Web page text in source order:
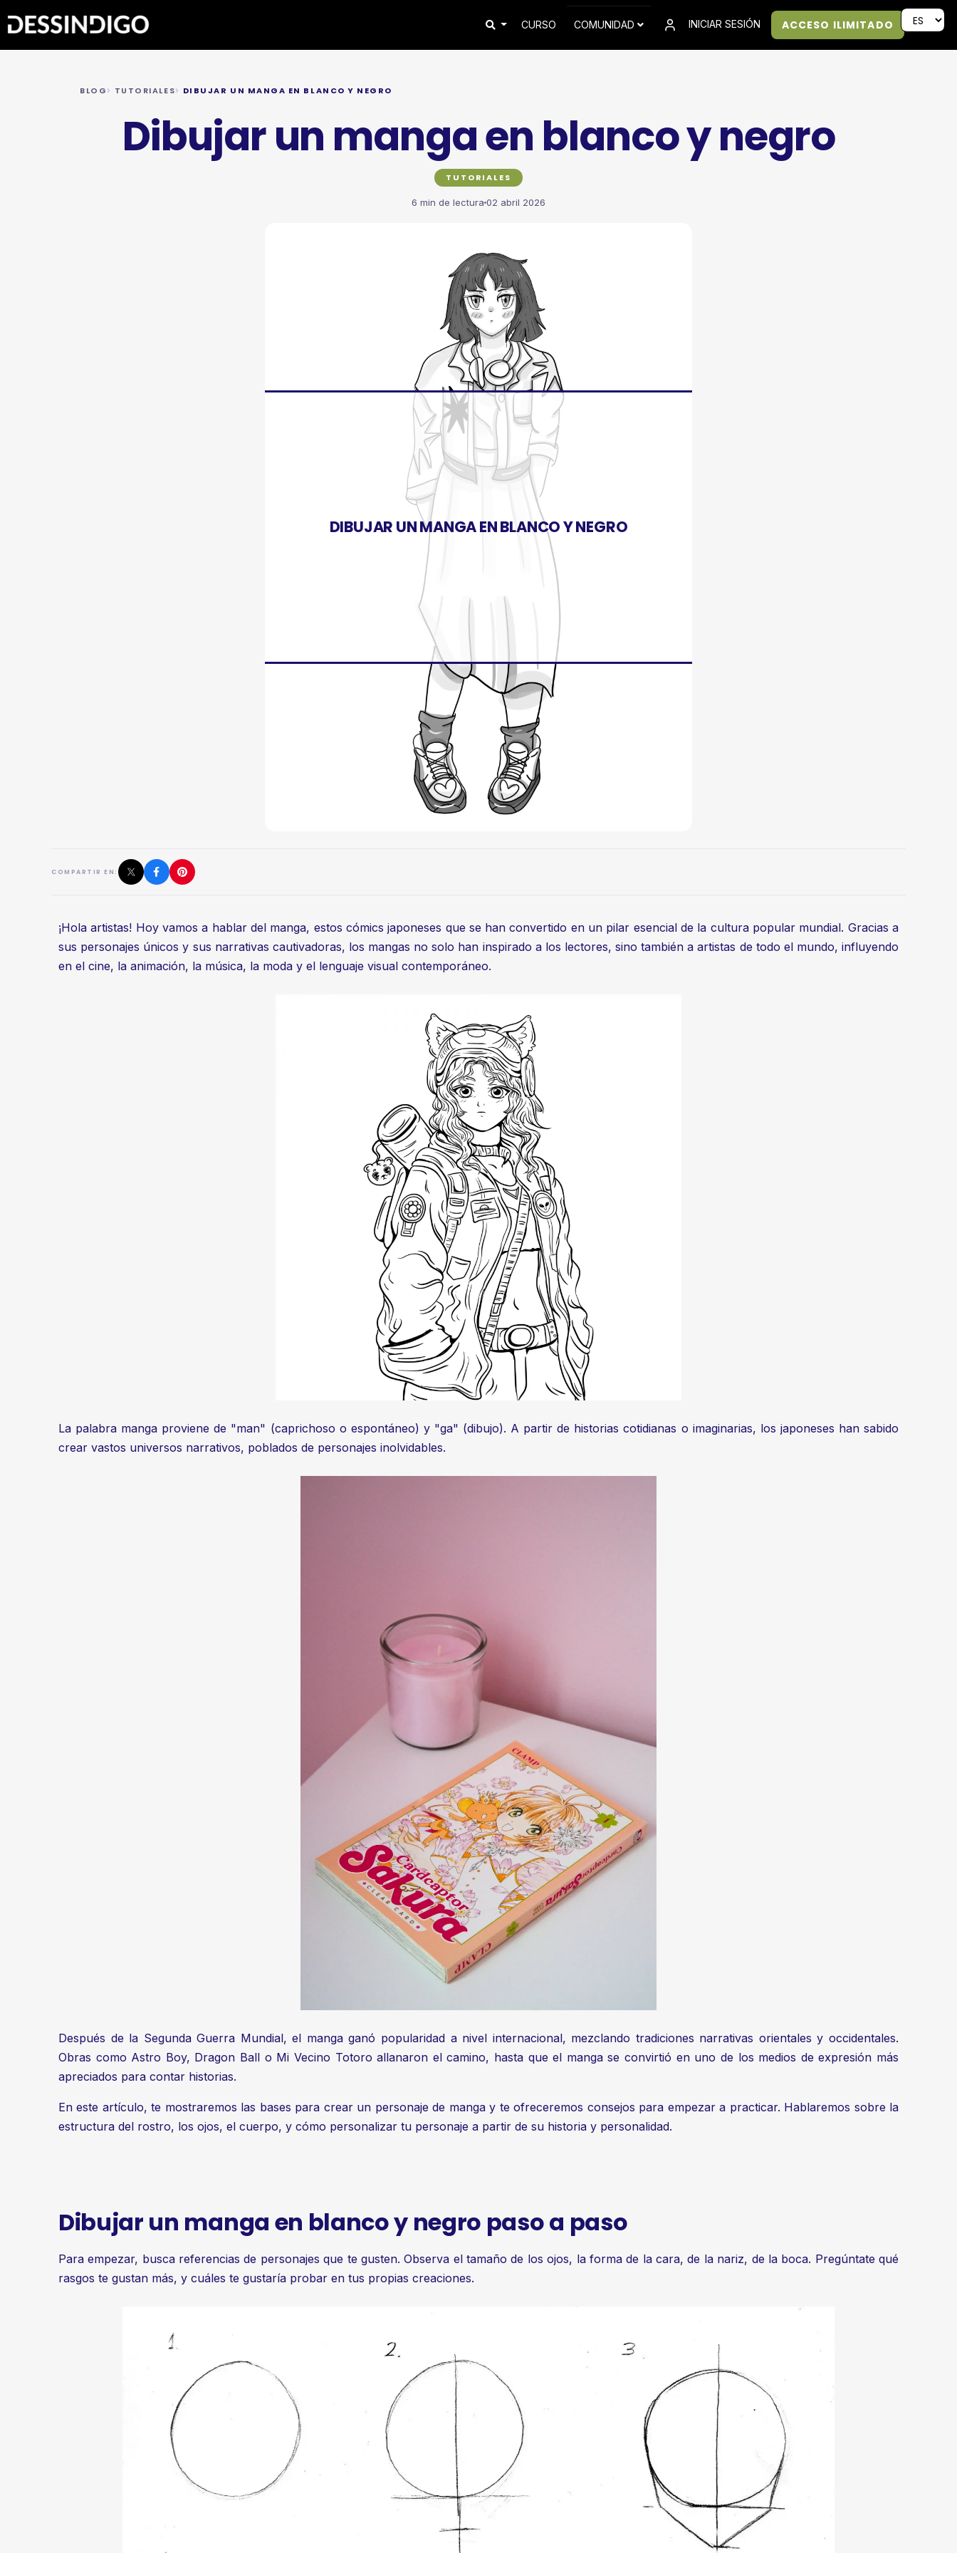
CURSO COMUNIDAD INICIAR SESIÓN ACCESO ILIMITADO
BLOG TUTORIALES DIBUJAR UN MANGA EN BLANCO Y NEGRO
Dibujar un manga en blanco y negro
TUTORIALES
6 min de lectura 02 abril 2026
DIBUJAR UN MANGA EN BLANCO Y NEGRO
COMPARTIR EN:
¡Hola artistas! Hoy vamos a hablar del manga, estos cómics japoneses que se han convertido en un pilar esencial de la cultura popular mundial. Gracias a
sus personajes únicos y sus narrativas cautivadoras, los mangas no solo han inspirado a los lectores, sino también a artistas de todo el mundo, influyendo
en el cine, la animación, la música, la moda y el lenguaje visual contemporáneo.
La palabra manga proviene de "man" (caprichoso o espontáneo) y "ga" (dibujo). A partir de historias cotidianas o imaginarias, los japoneses han sabido
crear vastos universos narrativos, poblados de personajes inolvidables.
Después de la Segunda Guerra Mundial, el manga ganó popularidad a nivel internacional, mezclando tradiciones narrativas orientales y occidentales.
Obras como Astro Boy, Dragon Ball o Mi Vecino Totoro allanaron el camino, hasta que el manga se convirtió en uno de los medios de expresión más
apreciados para contar historias.
En este artículo, te mostraremos las bases para crear un personaje de manga y te ofreceremos consejos para empezar a practicar. Hablaremos sobre la
estructura del rostro, los ojos, el cuerpo, y cómo personalizar tu personaje a partir de su historia y personalidad.
Dibujar un manga en blanco y negro paso a paso
Para empezar, busca referencias de personajes que te gusten. Observa el tamaño de los ojos, la forma de la cara, de la nariz, de la boca. Pregúntate qué
rasgos te gustan más, y cuáles te gustaría probar en tus propias creaciones.